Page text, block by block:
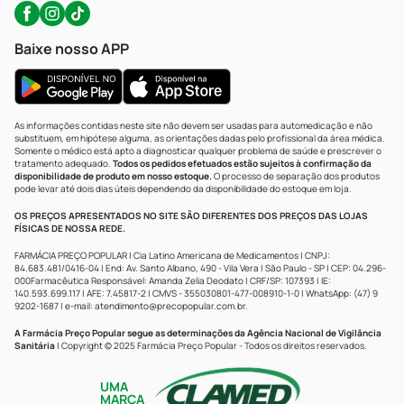
Baixe nosso APP
As informações contidas neste site não devem ser usadas para automedicação e não
substituem, em hipótese alguma, as orientações dadas pelo profissional da área médica.
Somente o médico está apto a diagnosticar qualquer problema de saúde e prescrever o
tratamento adequado. Todos os pedidos efetuados estão sujeitos à confirmação da
disponibilidade de produto em nosso estoque.O processo de separação dos produtos
pode levar até dois dias úteis dependendo da disponibilidade do estoque em loja.
OS PREÇOS APRESENTADOS NO SITE SÃO DIFERENTES DOS PREÇOS DAS LOJAS
FÍSICAS DE NOSSA REDE.
FARMÁCIA PREÇO POPULAR | Cia Latino Americana de Medicamentos | CNPJ:
84.683.481/0416-04 | End: Av. Santo Albano, 490 - Vila Vera | São Paulo - SP | CEP: 04.296-
000Farmacêutica Responsável: Amanda Zelia Deodato | CRF/SP: 107393 | IE:
140.593.699.117 | AFE: 7.45817-2 | CMVS - 355030801-477-008910-1-0 | WhatsApp: (47) 9
9202-1687 | e-mail: atendimento@precopopular.com.br.
A Farmácia Preço Popular segue as determinações da Agência Nacional de Vigilância
Sanitária | Copyright © 2025 Farmácia Preço Popular - Todos os direitos reservados.
UMA
MARCA